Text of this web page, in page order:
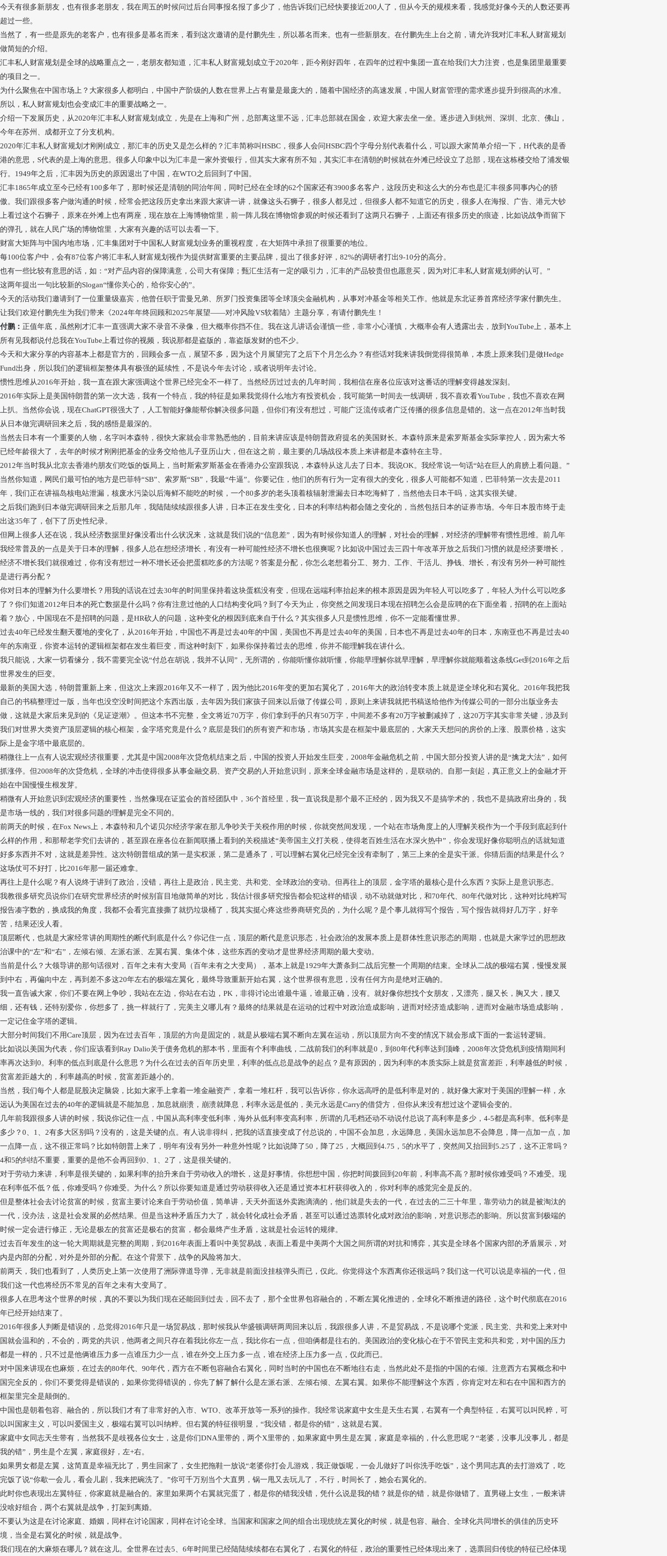
今天有很多新朋友，也有很多老朋友，我在周五的时候问过后台同事报名报了多少了，他告诉我们已经快要接近200人了，但从今天的规模来看，我感觉好像今天的人数还要再
超过一些。
当然了，有一些是原先的老客户，也有很多是慕名而来，看到这次邀请的是付鹏先生，所以慕名而来。也有一些新朋友。在付鹏先生上台之前，请允许我对汇丰私人财富规划
做简短的介绍。
汇丰私人财富规划是全球的战略重点之一，老朋友都知道，汇丰私人财富规划成立于2020年，距今刚好四年，在四年的过程中集团一直在给我们大力注资，也是集团里最重要
的项目之一。
为什么聚焦在中国市场上？大家很多人都明白，中国中产阶级的人数在世界上占有量是最庞大的，随着中国经济的高速发展，中国人财富管理的需求逐步提升到很高的水准。
所以，私人财富规划也会变成汇丰的重要战略之一。
介绍一下发展历史，从2020年汇丰私人财富规划成立，先是在上海和广州，总部离这里不远，汇丰总部就在国金，欢迎大家去坐一坐。逐步进入到杭州、深圳、北京、佛山，
今年在苏州、成都开立了分支机构。
2020年汇丰私人财富规划才刚刚成立，那汇丰的历史又是怎么样的？汇丰简称叫HSBC，很多人会问HSBC四个字母分别代表着什么，可以跟大家简单介绍一下，H代表的是香
港的意思，S代表的是上海的意思。很多人印象中以为汇丰是一家外资银行，但其实大家有所不知，其实汇丰在清朝的时候就在外滩已经设立了总部，现在这栋楼交给了浦发银
行。1949年之后，汇丰因为历史的原因退出了中国，在WTO之后回到了中国。
汇丰1865年成立至今已经有100多年了，那时候还是清朝的同治年间，同时已经在全球的62个国家还有3900多名客户，这段历史和这么大的分布也是汇丰很多同事内心的骄
傲。我们跟很多客户做沟通的时候，经常会把这段历史拿出来跟大家讲一讲，就像这头石狮子，很多人都见过，但很多人都不知道它的历史，很多人在海报、广告、港元大钞
上看过这个石狮子，原来在外滩上也有两座，现在放在上海博物馆里，前一阵儿我在博物馆参观的时候还看到了这两只石狮子，上面还有很多历史的痕迹，比如说战争而留下
的弹孔，就在人民广场的博物馆里，大家有兴趣的话可以去看一下。
财富大矩阵与中国内地市场，汇丰集团对于中国私人财富规划业务的重视程度，在大矩阵中承担了很重要的地位。
每100位客户中，会有87位客户将汇丰私人财富规划视作为提供财富重要的主要品牌，提出了很多好评，82%的调研者打出9-10分的高分。
也有一些比较有意思的话，如： “对产品内容的保障满意，公司大有保障；甄汇生活有一定的吸引力，汇丰的产品较贵但也愿意买，因为对汇丰私人财富规划师的认可。 ”
这两年提出一句比较新的Slogan“懂你关心的，给你安心的”。
今天的活动我们邀请到了一位重量级嘉宾，他曾任职于雷曼兄弟、所罗门投资集团等全球顶尖金融机构，从事对冲基金等相关工作。他就是东北证券首席经济学家付鹏先生。
让我们欢迎付鹏先生为我们带来《2024年年终回顾和2025年展望——对冲风险VS软着陆》主题分享，有请付鹏先生！
付鹏： 正值年底，虽然刚才汇丰一直强调大家不录音不录像，但大概率你挡不住。我在这儿讲话会谨慎一些，非常小心谨慎，大概率会有人透露出去，放到 YouTube上，基本上
所有见我都说付总我在YouTube上看过你的视频，我说那都是盗版的，靠盗版发财的也不少。
今天和大家分享的内容基本上都是官方的，回顾会多一点，展望不多，因为这个月展望完了之后下个月怎么办？有些话对我来讲我倒觉得很简单，本质上原来我们是做Hedge
Fund出身，所以我们的逻辑框架整体具有极强的延续性，不是说今年去讨论，或者说明年去讨论。
惯性思维从2016年开始，我一直在跟大家强调这个世界已经完全不一样了。当然经历过过去的几年时间，我相信在座各位应该对这番话的理解变得越发深刻。
2016年实际上是美国特朗普的第一次大选，我有一个特点，我的特征是如果我觉得什么地方有投资机会，我可能第一时间去一线调研，我不喜欢看YouTube ，我也不喜欢在网
上扒。当然你会说，现在ChatGPT很强大了，人工智能好像能帮你解决很多问题，但你们有没有想过，可能广泛流传或者广泛传播的很多信息是错的。这一点在2012年当时我
从日本做完调研回来之后，我的感悟是最深的。
当然去日本有一个重要的人物，名字叫本森特，很快大家就会非常熟悉他的，目前来讲应该是特朗普政府提名的美国财长。本森特原来是索罗斯基金实际掌控人，因为索大爷
已经年龄很大了，去年的时候才刚刚把基金的业务交给他儿子亚历山大，但在这之前，最主要的几场战役本质上来讲都是本森特在主导。
2012年当时我从北京去香港约朋友们吃饭的饭局上，当时斯索罗斯基金在香港办公室跟我说，本森特从这儿去了日本。我说OK。我经常说一句话“站在巨人的肩膀上看问题。 ”
当然你知道，网民们最可怕的地方是巴菲特“SB”、索罗斯“SB” ，我最“牛逼”。你要记住，他们的所有行为一定有很大的变化，很多人可能都不知道，巴菲特第一次去是2011
年，我们正在讲福岛核电站泄漏，核废水污染以后海鲜不能吃的时候，一个80多岁的老头顶着核辐射泄漏去日本吃海鲜了，当然他去日本干吗，这其实很关键。
之后我们跑到日本做完调研回来之后那几年，我陆陆续续跟很多人讲，日本正在发生变化，日本的利率结构都会随之变化的，当然包括日本的证券市场。今年日本股市终于走
出这35年了，创下了历史性纪录。
但网上很多人还在说，我从经济数据里好像没看出什么状况来，这就是我们说的“信息差” ，因为有时候你知道人的理解，对社会的理解，对经济的理解带有惯性思维。前几年
我经常普及的一点是关于日本的理解，很多人总在想经济增长，有没有一种可能性经济不增长也很爽呢？比如说中国过去三四十年改革开放之后我们习惯的就是经济要增长，
经济不增长我们就很难过，你有没有想过一种不增长还会把蛋糕吃多的方法呢？答案是分配，你怎么老想着分工、努力、工作、干活儿、挣钱、增长，有没有另外一种可能性
是进行再分配？
你对日本的理解为什么要增长？用我的话说在过去30年的时间里保持着这块蛋糕没有变，但现在远端利率抬起来的根本原因是因为年轻人可以吃多了，年轻人为什么可以吃多
了？你们知道2012年日本的死亡数据是什么吗？你有注意过他的人口结构变化吗？到了今天为止，你突然之间发现日本现在招聘怎么会是应聘的在下面坐着，招聘的在上面站
着？放心，中国现在不是招聘的问题，是HR砍人的问题，这种变化的根因到底来自于什么？其实很多人只是惯性思维，你不一定能看懂世界。
过去40年已经发生翻天覆地的变化了，从2016年开始，中国也不再是过去40年的中国，美国也不再是过去40年的美国，日本也不再是过去40年的日本，东南亚也不再是过去40
年的东南亚，你资本运转的逻辑框架都在发生着巨变，而这种时刻下，如果你保持着过去的思维，你并不能理解我在讲什么。
我只能说，大家一切看缘分，我不需要完全说“付总在胡说，我并不认同” ，无所谓的，你能听懂你就听懂，你能早理解你就早理解，早理解你就能顺着这条线Get到 2016年之后
世界发生的巨变。
最新的美国大选，特朗普重新上来，但这次上来跟2016年又不一样了，因为他比2016年变的更加右翼化了，2016年大的政治转变本质上就是逆全球化和右翼化。2016年我把我
自己的书稿整理过一版，当年也没空没时间把这个东西出版，去年因为我们家孩子回来以后做了传媒公司，原则上来讲我就把书稿送给他作为传媒公司的一部分出版业务去
做，这就是大家后来见到的《见证逆潮》。但这本书不完整，全文将近70万字，你们拿到手的只有50万字，中间差不多有20万字被删减掉了，这20万字其实非常关键，涉及到
我们对世界大类资产顶层逻辑的核心框架，金字塔究竟是什么？底层是我们的所有资产和市场，市场其实是在框架中最底层的，大家天天想问的房价的上涨、股票价格，这实
际上是金字塔中最底层的。
稍微往上一点有人说宏观经济很重要，尤其是中国2008年次贷危机结束之后，中国的投资人开始发生巨变，2008年金融危机之前，中国大部分投资人讲的是“擒龙大法” ，如何
抓涨停。但2008年的次贷危机，全球的冲击使得很多从事金融交易、资产交易的人开始意识到，原来全球金融市场是这样的，是联动的。自那一刻起，真正意义上的金融才开
始在中国慢慢生根发芽。
稍微有人开始意识到宏观经济的重要性，当然像现在证监会的首经团队中， 36个首经里，我一直说我是那个最不正经的，因为我又不是搞学术的，我也不是搞政府出身的，我
是市场一线的，我们对很多问题的理解是完全不同的。
前两天的时候，在Fox News上，本森特和几个诺贝尔经济学家在那儿争吵关于关税作用的时候，你就突然间发现，一个站在市场角度上的人理解关税作为一个手段到底起到什
么样的作用，和那帮老学究们去讲的，甚至跟在座各位在新闻联播上看到的关税描述“美帝国主义打关税，使得老百姓生活在水深火热中” ，你会发现好像你聪明点的话就知道
好多东西并不对，这就是差异性。这次特朗普组成的第一是实权派，第二是通杀了，可以理解右翼化已经完全没有牵制了，第三上来的全是实干派。你猜后面的结果是什么？
这场仗可不好打，比2016年那一届还难拿。
再往上是什么呢？有人说终于讲到了政治，没错，再往上是政治，民主党、共和党、全球政治的变动。但再往上的顶层，金字塔的最核心是什么东西？实际上是意识形态。
我教很多研究员说你们在研究世界经济的时候别盲目地做简单的对比，我估计很多研究报告都会犯这样的错误，动不动就做对比，和70年代、80年代做对比，这种对比纯粹写
报告凑字数的，换成我的角度，我都不会看完直接撕了就扔垃圾桶了，我其实挺心疼这些券商研究员的，为什么呢？是个事儿就得写个报告，写个报告就得好几万字，好辛
苦，结果还没人看。
顶层断代，也就是大家经常讲的周期性的断代到底是什么？你记住一点，顶层的断代是意识形态，社会政治的发展本质上是群体性意识形态的周期，也就是大家学过的思想政
治课中的“左”和“右” ，左倾右倾、左派右派、左翼右翼、集体个体，这些东西的变动才是世界经济周期的最大变动。
当前是什么？大领导讲的那句话很对，百年之未有大变局（百年未有之大变局），基本上就是1929年大萧条到二战后完整一个周期的结束。全球从二战的极端右翼，慢慢发展
到中右，再偏向中左，再到差不多这20年左右的极端左翼化，最终导致重新开始右翼，这个世界很有意思，没有任何方向是绝对正确的。
我一直告诫大家，你们不要在网上争吵，我站在左边，你站在右边， PK ，非得讨论出谁最牛逼，谁最正确，没有。就好像你想找个女朋友，又漂亮，腿又长，胸又大，腰又
细，还有钱，还特别爱你，你想多了，挑一样就行了，完美主义哪儿有？最终的结果就是在运动的过程中对政治造成影响，进而对经济造成影响，进而对金融市场造成影响，
一定记住金字塔的逻辑。
大部分时间我们不用Care顶层，因为在过去百年，顶层的方向是固定的，就是从极端右翼不断向左翼在运动，所以顶层方向不变的情况下就会形成下面的一套运转逻辑。
比如说以美国为代表，你们应该看到 Ray Dalio关于债务危机的那本书，里面有个利率曲线，二战前我们的利率就是0，到80年代利率达到顶峰，2008年次贷危机到疫情期间利
率再次达到0。利率的低点到底是什么意思？为什么在过去的百年历史里，利率的低点总是战争的起点？是有原因的，因为利率的本质实际上就是贫富差距，利率越低的时候，
贫富差距越大的，利率越高的时候，贫富差距越小的。
当然，我们每个人都是屁股决定脑袋，比如大家手上拿着一堆金融资产，拿着一堆杠杆，我可以告诉你，你永远高呼的是低利率是对的，就好像大家对于美国的理解一样，永
远认为美国在过去的40年的逻辑就是不能加息，加息就崩溃，崩溃就降息，利率永远是低的，美元永远是Carry的借贷方，但你从来没有想过这个逻辑会变的。
几年前我跟很多人讲的时候，我说你记住一点，中国从高利率变低利率，海外从低利率变高利率，所谓的几毛档还动不动说付总说了高利率是多少， 4-5都是高利率。低利率是
多少？0、1、2有多大区别吗？没有的，这是关键的点。有人说非得纠，把我的话直接变成了付总说的，中国不会加息，永远降息，美国永远加息不会降息，降一点加一点，加
一点降一点，这不很正常吗？比如特朗普上来了，明年有没有另外一种意外性呢？比如说降了50，降了25，大概回到4.75，5的水平了，突然间又抬回到5.25了，这不正常吗？
4和5的纠结不重要，重要的是他不会再回到0、1、2了，这是很关键的。
对于劳动力来讲，利率是很关键的，如果利率的抬升来自于劳动收入的增长，这是好事情。你想想中国，你把时间拨回到 20年前，利率高不高？那时候你难受吗？不难受。现
在利率低不低？低，你难受吗？你难受。为什么？所以你要知道是通过劳动获得收入还是通过资本杠杆获得收入的，你对利率的感觉完全是反的。
但是整体社会去讨论贫富的时候，贫富主要讨论来自于劳动价值，简单讲，天天外面送外卖跑滴滴的，他们就是失去的一代，在过去的二三十年里，靠劳动力的就是被淘汰的
一代，没办法，这是社会发展的必然结果。但是当这种矛盾压力大了，就会转化成社会矛盾，甚至可以通过选票转化成对政治的影响，对意识形态的影响。所以贫富到极端的
时候一定会进行修正，无论是极左的贫富还是极右的贫富，都会最终产生矛盾，这就是社会运转的规律。
过去百年发生的这一轮大周期就是完整的周期，到 2016年表面上看叫中美贸易战，表面上看是中美两个大国之间所谓的对抗和博弈，其实是全球各个国家内部的矛盾展示，对
内是内部的分配，对外是外部的分配。在这个背景下，战争的风险将加大。
前两天，我们也看到了，人类历史上第一次使用了洲际弹道导弹，无非就是前面没挂核弹头而已，仅此。你觉得这个东西离你还很远吗？我们这一代可以说是幸福的一代，但
我们这一代也将经历不常见的百年之未有大变局了。
很多人在思考这个世界的时候，真的不要以为我们现在还能回到过去，回不去了，那个全世界包容融合的，不断左翼化推进的，全球化不断推进的路径，这个时代彻底在2016
年已经开始结束了。
2016年很多人判断是错误的，总觉得2016年只是一场贸易战，那时候我从华盛顿调研两周回来以后，我跟很多人讲，不是贸易战，不是说哪个党派，民主党、共和党上来对中
国就会温和的，不会的，两党的共识，他两者之间只存在着我比你左一点，我比你右一点，但咱俩都是往右的。美国政治的变化核心在于不管民主党和共和党，对中国的压力
都是一样的，只不过是他俩谁压力多一点谁压力少一点，谁在外交上压力多一点，谁在经济上压力多一点，仅此而已。
对中国来讲现在也麻烦，在过去的80年代、90年代，西方在不断包容融合右翼化，同时当时的中国也在不断地往右走，当然此处不是指的中国的右倾。注意西方右翼概念和中
国完全反的，你们不要觉得是错误的，如果你觉得错误的，你先了解了解什么是左派右派、左倾右倾、左翼右翼。如果你不能理解这个东西，你肯定对左和右在中国和西方的
框架里完全是颠倒的。
中国也是朝着包容、融合的，所以我们才有了非常好的入市、 WTO、改革开放等一系列的操作。我经常说家庭中女生是天生右翼，右翼有一个典型特征，右翼可以叫民粹，可
以叫国家主义，可以叫爱国主义，极端右翼可以叫纳粹。但右翼的特征很明显， “我没错，都是你的错” ，这就是右翼。
家庭中女同志天生带有，当然我不是歧视各位女士，这是你们DNA里带的，两个X里带的，如果家庭中男生是左翼，家庭是幸福的，什么意思呢？ “老婆，没事儿没事儿，都是
我的错” ，男生是个左翼，家庭很好，左+右。
如果男女都是左翼，这简直是幸福无比了，男生回家了，女生把拖鞋一放说“老婆你打会儿游戏，我正做饭呢，一会儿做好了叫你洗手吃饭” ，这个男同志真的去打游戏了，吃
完饭了说“你歇一会儿，看会儿剧，我来把碗洗了。 ”你可千万别当个大直男，锅一甩又去玩儿了，不行，时间长了，她会右翼化的。
此时你也表现出左翼特征，你家庭就是融合的。家里如果两个右翼就完蛋了，都是你的错我没错，凭什么说是我的错？就是你的错，就是你做错了。直男碰上女生，一般来讲
没啥好组合，两个右翼就是战争，打架到离婚。
不要认为这是在讨论家庭、婚姻，同样在讨论国家，同样在讨论全球。当国家和国家之间的组合出现统统左翼化的时候，就是包容、融合、全球化共同增长的俱佳的历史环
境，当全是右翼化的时候，就是战争。
我们现在的大麻烦在哪儿？就在这儿。全世界在过去5、6年时间里已经陆陆续续都在右翼化了，右翼化的特征，政治的重要性已经体现出来了，选票回归传统的特征已经体现